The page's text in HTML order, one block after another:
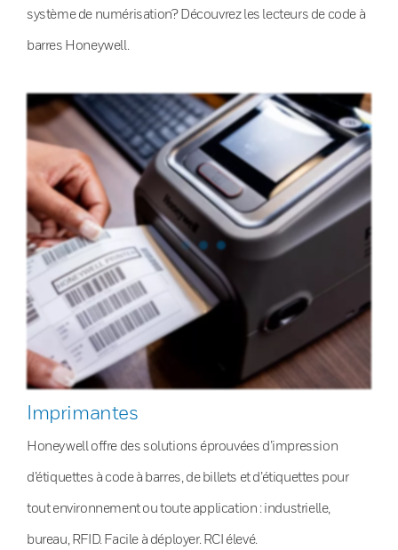
système de numérisation? Découvrez les lecteurs de code à
barres Honeywell.
Imprimantes
Honeywell offre des solutions éprouvées d’impression
d’étiquettes à code à barres, de billets et d’étiquettes pour
tout environnement ou toute application : industrielle,
bureau, RFID. Facile à déployer. RCI élevé.